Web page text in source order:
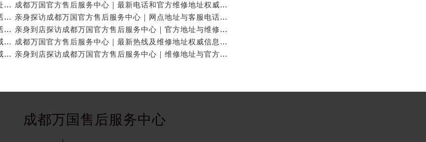
亲身探访成都万国官方售后服务中心｜服务热线及完整地址（2026年7月最新）
成都万国官方售后服务中心｜最新电话和官方维修地址权威信息公示（2026年7月最新）
亲身探访成都万国官方售后服务中心｜全新地址与官方电话（2026年7月最新）
亲身探访成都万国官方售后服务中心｜网点地址与客服电话（2026年7月最新）
亲身探访成都万国官方售后服务中心｜地址及官方联系电话（2026年7月最新）
亲身到店探访成都万国官方售后服务中心｜官方地址与维修热线（2026年7月最新）
成都万国官方售后维修服务中心提供专业手表保养服务权威公示（2026年7月最新）
成都万国官方售后服务中心｜最新热线及维修地址权威信息公示（2026年7月最新）
成都万国官方售后服务中心｜官方电话和完整维修地址权威信息公示（2026年7月最新）
亲身到店探访成都万国官方售后服务中心｜维修地址与官方客服热线（2026年7月最新）
成都万国售后服务中心